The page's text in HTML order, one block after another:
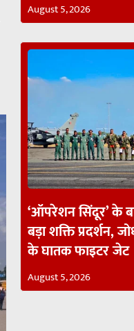
August 5, 2026
‘ऑपरेशन सिंदूर’ के
बड़ा शक्ति प्रदर्शन,
के घातक फाइटर जेट
August 5, 2026